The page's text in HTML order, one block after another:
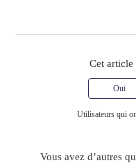
Cet
Oui
Utilisateurs qui
Vous avez d’autres